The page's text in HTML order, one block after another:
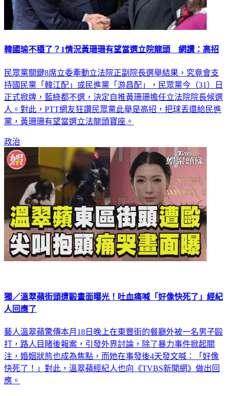
韓國瑜不穩了？1情況黃珊珊有望當選立院龍頭 網讚：高招
民眾黨關鍵8席立委牽動立法院正副院長選舉結果，究竟會支
持國民黨「韓江配」或民進黨「游昌配」，民眾黨今（31）日
正式掀牌，藍綠都不選，決定自推黃珊珊擔任立法院院長候選
人。對此，PTT網友狂讚民眾黨此舉是高招，把球丟還給民進
黨，黃珊珊有望當選立法龍頭寶座。
政治
獨／溫翠蘋街頭遭毆畫面曝光！吐血痛喊「好像快死了」經紀
人回應了
藝人溫翠蘋驚傳本月18日晚上在東豐街的餐廳外被一名男子毆
打，路人目睹後報案，引發外界討論，除了暴力事件掀起關
注，婚姻狀態也成為焦點，而她在事發後4天發文喊：「好像
快死了！」對此，溫翠蘋經紀人也向《TVBS新聞網》做出回
應。